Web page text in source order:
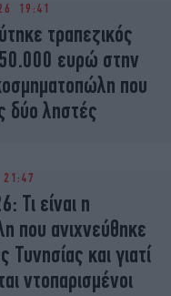
MEDIA
19:41
τραπεζικός
ευρώ στην
που
δύο ληστές
Τι είναι η
που ανιχνεύθηκε
Τυνησίας και γιατί
ντοπαρισμένοι